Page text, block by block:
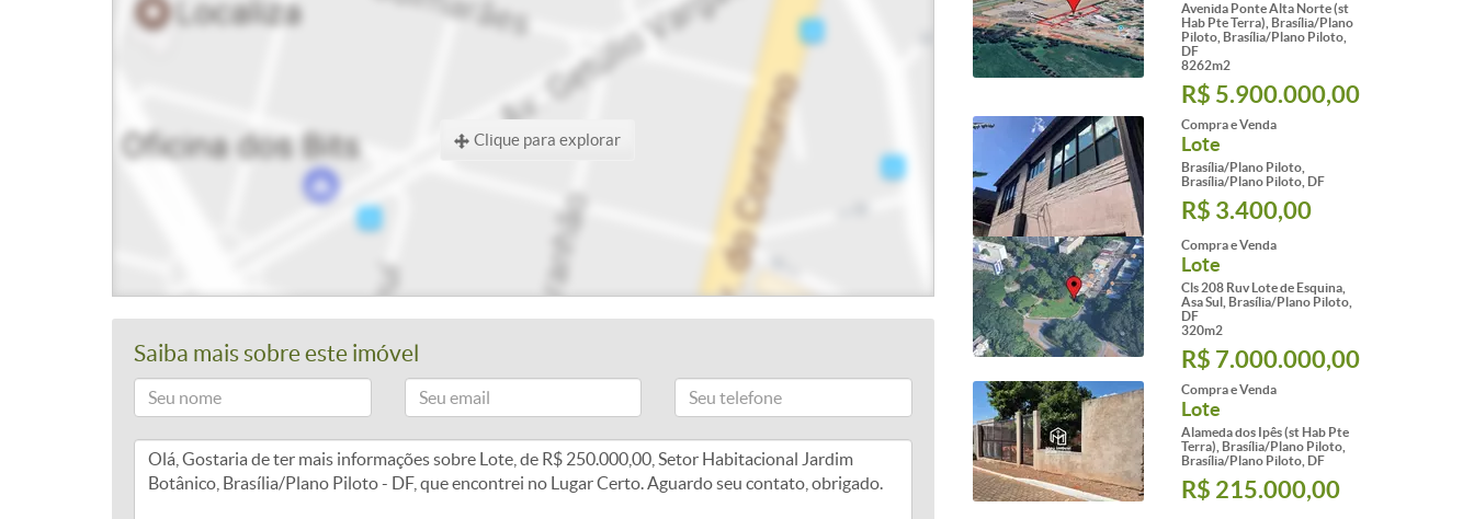
Clique para explorar
Saiba mais sobre este imóvel
Avenida Ponte Alta Norte (st
Hab Pte Terra), Brasília/Plano
Piloto, Brasília/Plano Piloto,
DF
8262m2
R$ 5.900.000,00
Compra e Venda
Lote
Brasília/Plano Piloto,
Brasília/Plano Piloto, DF
R$ 3.400,00
Compra e Venda
Lote
Cls 208 Ruv Lote de Esquina,
Asa Sul, Brasília/Plano Piloto,
DF
320m2
R$ 7.000.000,00
Compra e Venda
Lote
Alameda dos Ipês (st Hab Pte
Terra), Brasília/Plano Piloto,
Brasília/Plano Piloto, DF
R$ 215.000,00